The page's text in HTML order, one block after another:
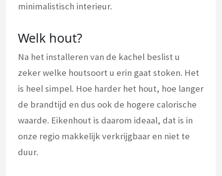
minimalistisch interieur.
Welk hout?
Na het installeren van de kachel beslist u
zeker welke houtsoort u erin gaat stoken. Het
is heel simpel. Hoe harder het hout, hoe langer
de brandtijd en dus ook de hogere calorische
waarde. Eikenhout is daarom ideaal, dat is in
onze regio makkelijk verkrijgbaar en niet te
duur.